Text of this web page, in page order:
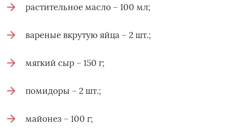
растительное масло – 100 мл;
вареные вкрутую яйца – 2 шт.;
мягкий сыр – 150 г;
помидоры – 2 шт.;
майонез – 100 г;